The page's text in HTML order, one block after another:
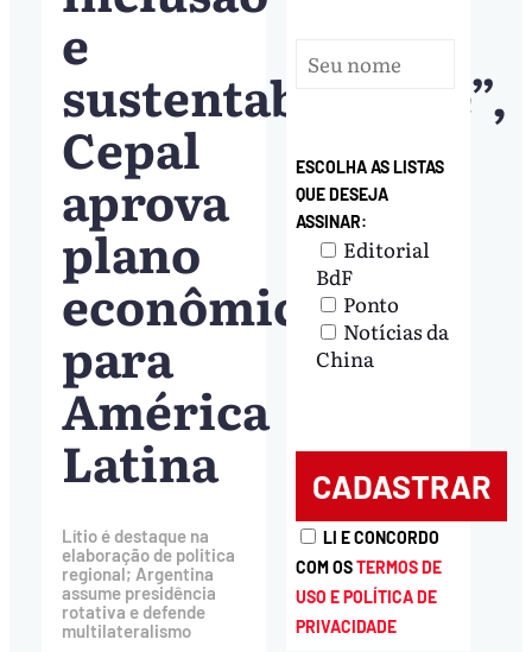
e
sustentabilidade”,
Cepal
aprova
plano
econômico
para
América
Latina
Lítio é destaque na
elaboração de politica
regional; Argentina
assume presidência
rotativa e defende
multilateralismo
ESCOLHA AS LISTAS
QUE DESEJA
ASSINAR:
Editorial
BdF
Ponto
Notícias da
China
LI E CONCORDO
COM OSTERMOS DE
USO E POLÍTICA DE
PRIVACIDADE